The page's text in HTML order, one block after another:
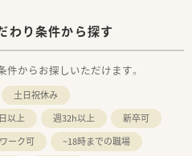
わり条件から探す
からお探しいただけます。
土日祝休み
以上 週32h以上
新卒可
ーク可
~18時までの職場